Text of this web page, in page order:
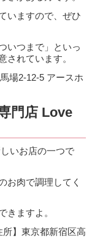
いますので、ぜひ
いつまで」といっ
されています。
場2-12-5 アースホ
門店 Love
いお店の一つで
お肉で調理してく
きますよ。
】東京都新宿区高